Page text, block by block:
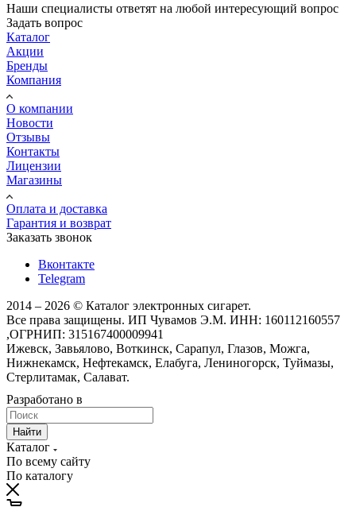
Наши специалисты ответят на любой интересующий вопрос
Задать вопрос
Каталог
Акции
Бренды
Компания
О компании
Новости
Отзывы
Контакты
Лицензии
Магазины
Оплата и доставка
Гарантия и возврат
Заказать звонок
Вконтакте
Telegram
2014 – 2026 © Каталог электронных сигарет.
Все права защищены. ИП Чувамов Э.М. ИНН: 160112160557
,ОГРНИП: 315167400009941
Ижевск, Завьялово, Воткинск, Сарапул, Глазов, Можга,
Нижнекамск, Нефтекамск, Елабуга, Лениногорск, Туймазы,
Стерлитамак, Салават.
Разработано в
Найти
Каталог
По всему сайту
По каталогу